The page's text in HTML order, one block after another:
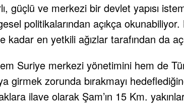
güçlü ve merkezi bir devlet yapısı
politikalarından açıkça
en yetkili ağızlar tarafından da
Suriye merkezi yönetimini hem de
girmek zorunda bırakmayı
ilave olarak Şam’ın 15 Km.